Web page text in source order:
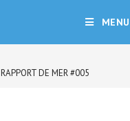
MENU
RAPPORT DE MER #005